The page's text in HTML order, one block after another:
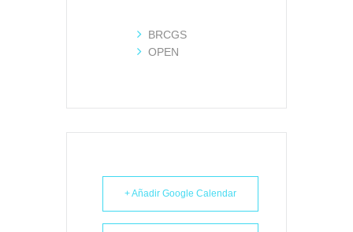
BRCGS
OPEN
+ Añadir Google Calendar